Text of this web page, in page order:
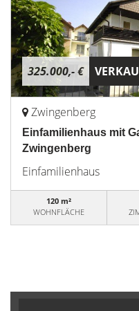
325.000,- €
Zwingenberg
Einfamilienhaus mit
Zwingenberg
Einfamilienhaus
120 m²
WOHNFLÄCHE